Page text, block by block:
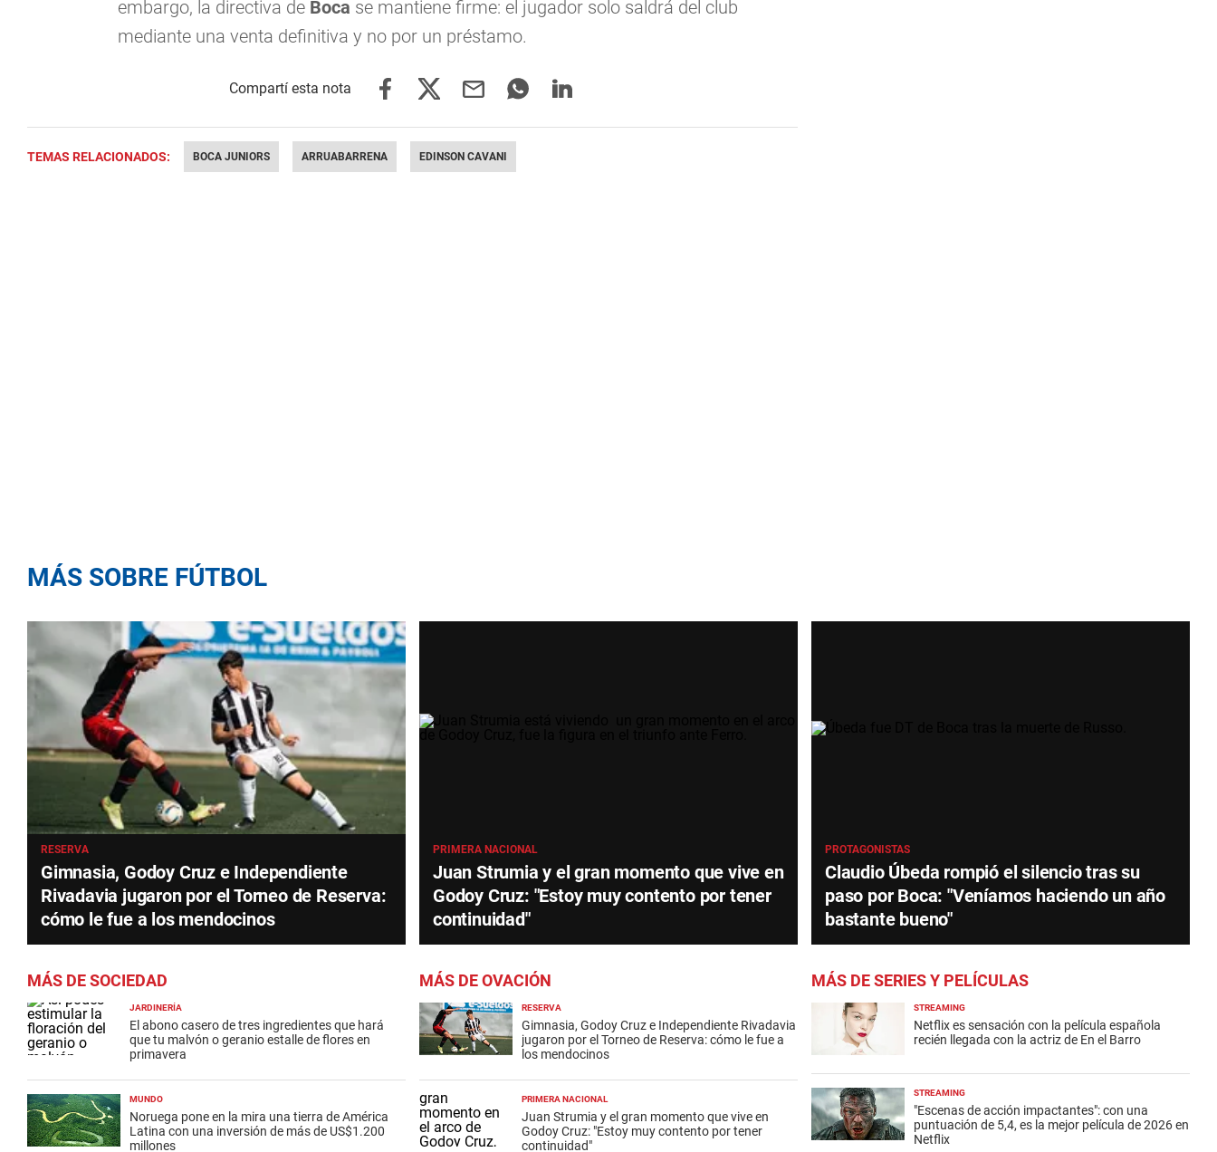
embargo, la directiva de Boca se mantiene firme: el jugador solo saldrá del club
mediante una venta definitiva y no por un préstamo.
TEMAS RELACIONADOS: BOCA JUNIORS ARRUABARRENA EDINSON CAVANI
MÁS SOBRE FÚTBOL
RESERVA
Gimnasia, Godoy Cruz e Independiente
Rivadavia jugaron por el Torneo de Reserva:
cómo le fue a los mendocinos
PRIMERA NACIONAL
Juan Strumia y el gran momento que vive en
Godoy Cruz: "Estoy muy contento por tener
continuidad"
PROTAGONISTAS
Claudio Úbeda rompió el silencio tras su
paso por Boca: "Veníamos haciendo un año
bastante bueno"
MÁS DE SOCIEDAD
JARDINERÍA
El abono casero de tres ingredientes que hará
que tu malvón o geranio estalle de flores en
primavera
MUNDO
Noruega pone en la mira una tierra de América
Latina con una inversión de más de US$1.200
millones
MÁS DE OVACIÓN
RESERVA
Gimnasia, Godoy Cruz e Independiente Rivadavia
jugaron por el Torneo de Reserva: cómo le fue a
los mendocinos
PRIMERA NACIONAL
Juan Strumia y el gran momento que vive en
Godoy Cruz: "Estoy muy contento por tener
continuidad"
MÁS DE SERIES Y PELÍCULAS
STREAMING
Netflix es sensación con la película española
recién llegada con la actriz de En el Barro
STREAMING
"Escenas de acción impactantes": con una
puntuación de 5,4, es la mejor película de 2026 en
Netflix